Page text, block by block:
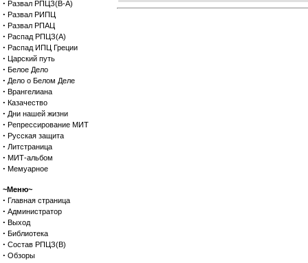
· Развал РПЦЗ(В-А)
· Развал РИПЦ
· Развал РПАЦ
· Распад РПЦЗ(А)
· Распад ИПЦ Греции
· Царский путь
· Белое Дело
· Дело о Белом Деле
· Врангелиана
· Казачество
· Дни нашей жизни
· Репрессирование МИТ
· Русская защита
· Литстраница
· МИТ-альбом
· Мемуарное
~Меню~
· Главная страница
· Администратор
· Выход
· Библиотека
· Состав РПЦЗ(В)
· Обзоры